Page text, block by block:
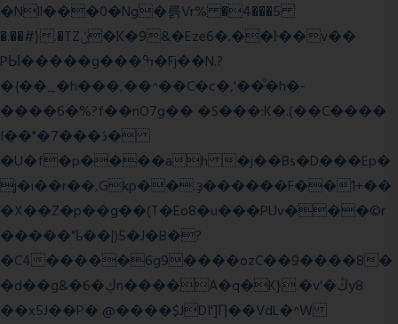
�Nll���0�Ng�륽Vr% �4���5
�.��#}.�TZݩ�K�9&�Eze6�.��ŀ��v��
PЫ�����g���ߒ�Fj��N.?
�{��_�h���,��^��C�c�,'��ͦ�h�-
����6�%?f��nO7 g�� �S���:K�.(��C����
I��"�7 ���ڎ�
�U�f�p����ah �j��Bs�D���Ep�
j�i��r��,Gkp��.ҙ������F��1+��
�X��Z�p��g��(T�Eo8�u���PUv���©r
�����"ҍ��|)5�J�B�?
�C4�����6g9����ozC��9����8�
�d��g&�6�ڮn����A�q�K}.�v'�ڭy8
��x5J��P� @����$JDI']Ƞ��VdL�^W